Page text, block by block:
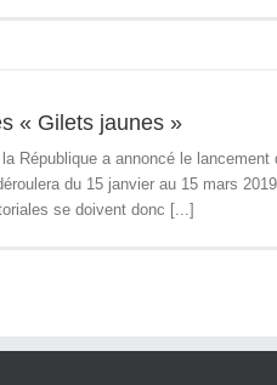
« Gilets jaunes »
République a annoncé le lancement
du 15 janvier au 15 mars
se doivent donc [...]